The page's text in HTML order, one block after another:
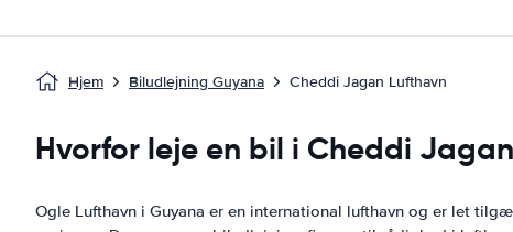
Hjem Biludlejning Guyana Cheddi Jagan Lufthavn
Hvorfor leje en bil i Cheddi
Ogle Lufthavn i Guyana er en international lufthavn og er let